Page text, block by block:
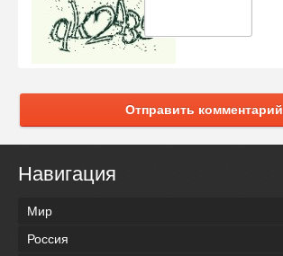
Отправить комментарий
Навигация
Мир
Россия